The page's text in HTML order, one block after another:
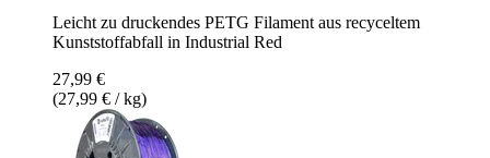
Leicht zu druckendes PETG Filament aus recyceltem
Kunststoffabfall in Industrial Red
27,99 €
(27,99 € / kg)